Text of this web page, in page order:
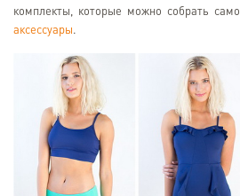
комплекты, которые можно собрать
аксессуары.